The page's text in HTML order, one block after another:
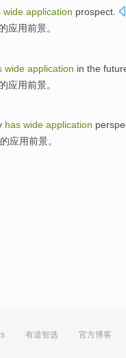
wide application prospect
的应用前景。
wide application in the
的应用前景。
has wide application
的应用前景。
有道智选 官方博客